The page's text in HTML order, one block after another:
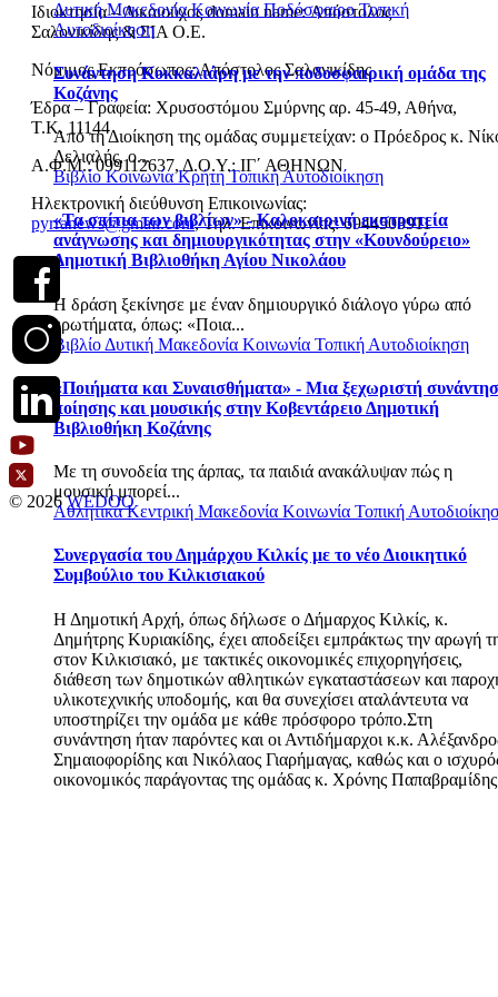
Δυτική ΜακεδονίαΚοινωνία ΠοδόσφαιροΤοπική
Αυτοδιοίκηση
Συνάντηση Κοκκαλιάρη με την ποδοσφαιρική ομάδα της
Κοζάνης
Από τη Διοίκηση της ομάδας συμμετείχαν: o Πρόεδρος κ.
Δελιαλής, ο...
ΒιβλίοΚοινωνίαΚρήτηΤοπική Αυτοδιοίκηση
«Τα σπίτια των βιβλίων» - Καλοκαιρινή εκστρατεία
ανάγνωσης και δημιουργικότητας στην «Κουνδούρειο»
Δημοτική Βιβλιοθήκη Αγίου Νικολάου
Η δράση ξεκίνησε με έναν δημιουργικό διάλογο γύρω από
ερωτήματα, όπως: «Ποια...
Βιβλίο Δυτική Μακεδονία Κοινωνία Τοπική Αυτοδιοίκηση
«Ποιήματα και Συναισθήματα» - Μια ξεχωριστή
ποίησης και μουσικής στην Κοβεντάρειο Δημοτική
Βιβλιοθήκη Κοζάνης
Με τη συνοδεία της άρπας, τα παιδιά ανακάλυψαν πώς η
μουσική μπορεί...
ΑθλητικάΚεντρική Μακεδονία Κοινωνία Τοπική
Συνεργασία του Δημάρχου Κιλκίς με το νέο Διοικητικό
Συμβούλιο του Κιλκισιακού
Η Δημοτική Αρχή, όπως δήλωσε ο Δήμαρχος Κιλκίς, κ.
Δημήτρης Κυριακίδης, έχει αποδείξει εμπράκτως την αρωγή
στον Κιλκισιακό, με τακτικές οικονομικές επιχορηγήσεις,
διάθεση των δημοτικών αθλητικών εγκαταστάσεων και
υλικοτεχνικής υποδομής, και θα συνεχίσει αταλάντευτα να
υποστηρίζει την ομάδα με κάθε πρόσφορο τρόπο.Στη
συνάντηση ήταν παρόντες και οι Αντιδήμαρχοι κ.κ.
Σημαιοφορίδης και Νικόλαος Γιαρήμαγας, καθώς και ο
οικονομικός παράγοντας της ομάδας κ. Χρόνης
Ιδιοκτησία – Δικαιούχος domain name: Απόστολος
Σαλονικίδης & ΣΙΑ Ο.Ε.
Νόμιμος Εκπρόσωπος: Απόστολος Σαλονικίδης
Έδρα – Γραφεία: Χρυσοστόμου Σμύρνης αρ. 45-49, Αθήνα,
Τ.Κ. 11144
Α.Φ.Μ.: 099112637, Δ.Ο.Υ.: ΙΓ΄ ΑΘΗΝΩΝ
Ηλεκτρονική διεύθυνση Επικοινωνίας:
pyrranews@gmail.com, Τηλ. Επικοινωνίας: 6944503911
© 2026WEDOO